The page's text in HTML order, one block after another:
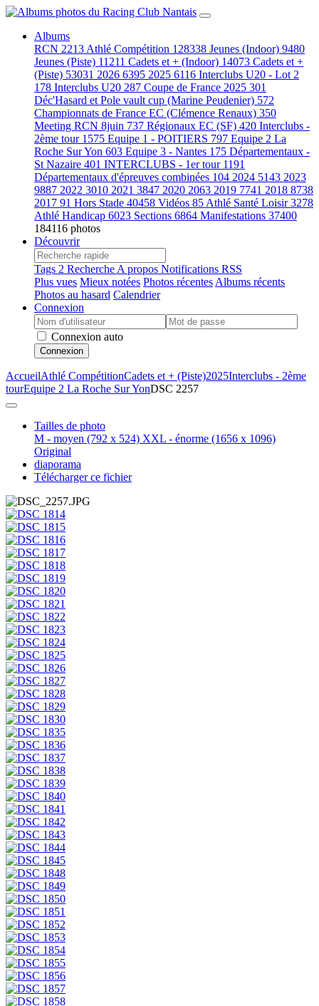
Albums
RCN 2213 Athlé Compétition 128338 Jeunes (Indoor) 9480
Jeunes (Piste) 11211 Cadets et + (Indoor) 14073 Cadets et +
(Piste) 53031 2026 6395 2025 6116 Interclubs U20 - Lot 2
178 Interclubs U20 287 Coupe de France 2025 301
Déc'Hasard et Pole vault cup (Marine Peudenier) 572
Championnats de France EC (Clémence Renaux) 350
Meeting RCN 8juin 737 Régionaux EC (SF) 420 Interclubs -
2ème tour 1575 Equipe 1 - POITIERS 797 Equipe 2 La
Roche Sur Yon 603 Equipe 3 - Nantes 175 Départementaux -
St Nazaire 401 INTERCLUBS - 1er tour 1191
Départementaux d'épreuves combinées 104 2024 5143 2023
9887 2022 3010 2021 3847 2020 2063 2019 7741 2018 8738
2017 91 Hors Stade 40458 Vidéos 85 Athlé Santé Loisir3278
Athlé Handicap 6023 Sections 6864 Manifestations 37400
184116 photos
Découvrir
Tags 2 Recherche A propos Notifications RSS
Plus vues Mieux notées Photos récentes Albums récents
Photos au hasard Calendrier
Connexion
Connexion auto
Connexion
AccueilAthlé CompétitionCadets et + (Piste)2025Interclubs - 2ème
tourEquipe 2 La Roche Sur YonDSC 2257
Tailles de photo
M - moyen (792 x 524) XXL - énorme (1656 x 1096)
Original
diaporama
Télécharger ce fichier